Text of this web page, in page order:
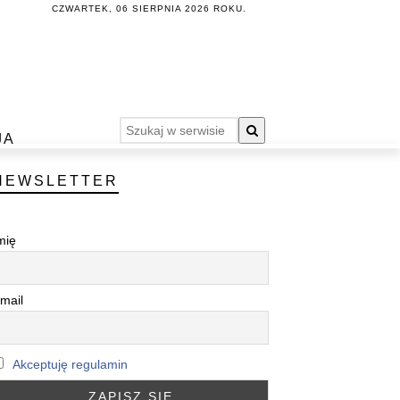
CZWARTEK, 06 SIERPNIA 2026 ROKU.
Akceptuję regulamin